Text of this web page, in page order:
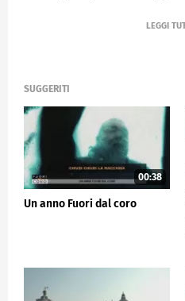
SUGGERITI
00:38
Un anno Fuori dal coro